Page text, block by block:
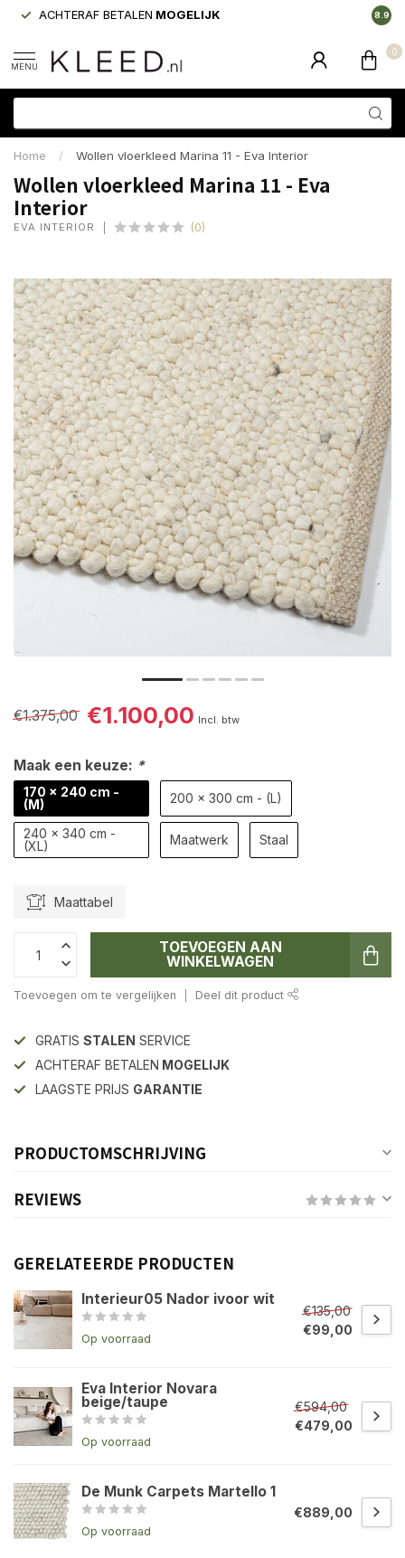
ACHTERAF BETALEN MOGELIJK 8.9
MENU
0
Home / Wollen vloerkleed Marina 11 - Eva Interior
Wollen vloerkleed Marina 11 - Eva
Interior
EVA INTERIOR (0)
€1.375,00 €1.100,00 Incl. btw
Maak een keuze: *
170 x 240 cm -
(M)
200 x 300 cm - (L)
240 x 340 cm -
(XL)
Maatwerk Staal
Maattabel
TOEVOEGEN AAN
WINKELWAGEN
Toevoegen om te vergelijken Deel dit product
GRATIS STALEN SERVICE
ACHTERAF BETALEN MOGELIJK
LAAGSTE PRIJS GARANTIE
PRODUCTOMSCHRIJVING
REVIEWS
GERELATEERDE PRODUCTEN
Interieur05 Nador ivoor wit
Op voorraad
€135,00
€99,00
Eva Interior Novara
beige/taupe
Op voorraad
€594,00
€479,00
De Munk Carpets Martello 1
Op voorraad
€889,00